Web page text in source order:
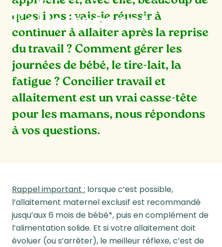
l’allaitement
questions : vais-je réussir à
continuer à allaiter après la reprise
du travail ? Comment gérer les
journées de bébé, le tire-lait, la
fatigue ? Concilier travail et
allaitement est un vrai casse-tête
pour les mamans, nous répondons
à vos questions.
Rappel important : lorsque c’est possible,
l’allaitement maternel exclusif est recommandé
jusqu’aux 6 mois de bébé*, puis en complément de
l’alimentation solide. Et si votre allaitement doit
évoluer (ou s’arrêter), le meilleur réflexe, c’est de